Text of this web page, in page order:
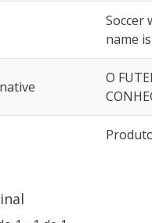
Soccer
name
O